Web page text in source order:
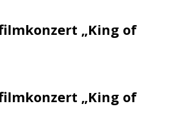
„King of
„King of